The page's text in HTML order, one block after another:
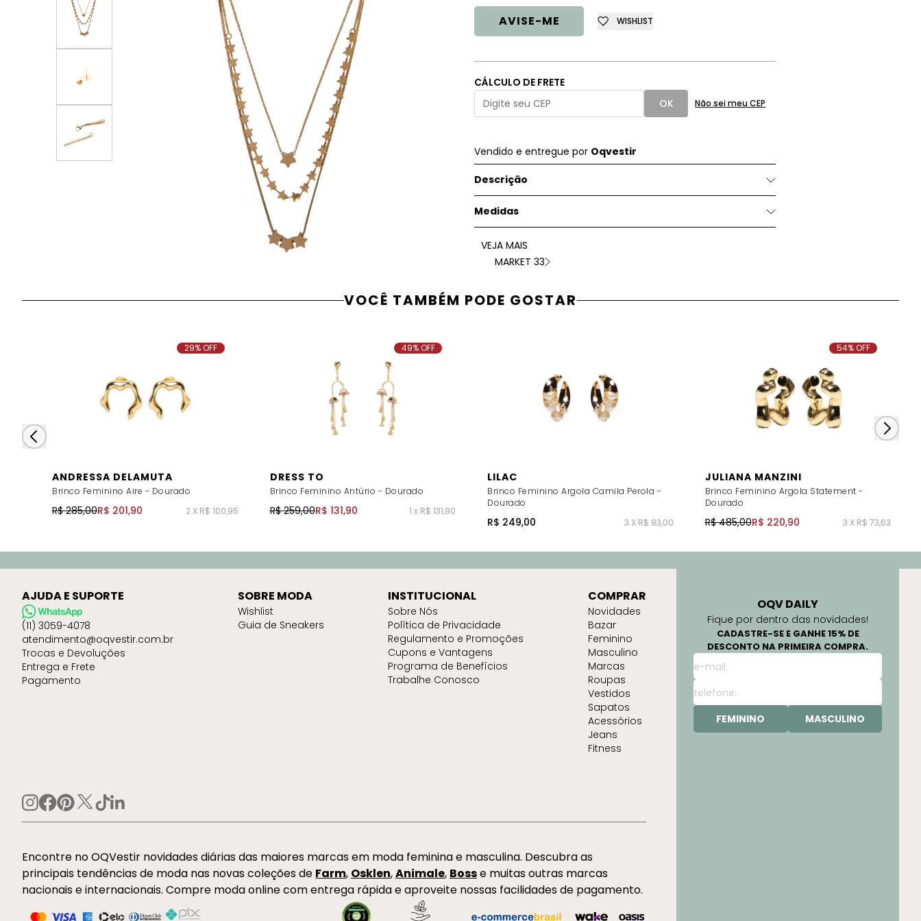
AVISE-ME WISHLIST
CÁLCULO DE FRETE
OK
Não sei meu CEP
Vendido e entregue por Oqvestir
Descrição
Medidas
VEJA MAIS
MARKET 33
VOCÊ TAMBÉM PODE GOSTAR
ANDRESSA DELAMUTA
Brinco Feminino Aire - Dourado
R$ 285,00R$ 201,90 2 X R$ 100,95
29% OFF
DRESS TO
Brinco Feminino Antúrio - Dourado
R$ 259,00R$ 131,90 1 x R$ 131,90
49% OFF
LILAC
Brinco Feminino Argola Camila Perola -
Dourado
R$ 249,00 3 X R$ 83,00
JULIANA MANZINI
Brinco Feminino Argola Statement -
Dourado
R$ 485,00R$ 220,90 3 X R$ 73,63
54% OFF
OQV DAILY
Fique por dentro das novidades!
CADASTRE-SE E GANHE 15% DE
DESCONTO NA PRIMEIRA COMPRA.
FEMININO MASCULINO
AJUDA E SUPORTE
(11) 3059-4078
atendimento@oqvestir.com.br
Trocas e Devoluções
Entrega e Frete
Pagamento
SOBRE MODA
Wishlist
Guia de Sneakers
INSTITUCIONAL
Sobre Nós
Política de Privacidade
Regulamento e Promoções
Cupons e Vantagens
Programa de Benefícios
Trabalhe Conosco
COMPRAR
Novidades
Bazar
Feminino
Masculino
Marcas
Roupas
Vestidos
Sapatos
Acessórios
Jeans
Fitness
Encontre no OQVestir novidades diárias das maiores marcas em moda feminina e masculina. Descubra as
principais tendências de moda nas novas coleções de Farm, Osklen,Animale, Bosse muitas outras marcas
nacionais e internacionais. Compre moda online com entrega rápida e aproveite nossas facilidades de pagamento.